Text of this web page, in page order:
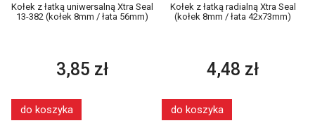
Kołek z łatką uniwersalną Xtra Seal
13-382 (kołek 8mm / łata 56mm)
3,85 zł
do koszyka
Kołek z łatką radialną Xtra Seal
(kołek 8mm / łata 42x73mm)
4,48 zł
do koszyka